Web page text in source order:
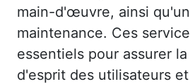
main-d'œuvre, ainsi
maintenance. Ces
essentiels pour assurer
d'esprit des utilisateurs